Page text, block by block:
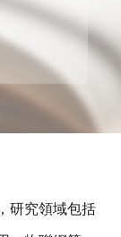
研究領域包括